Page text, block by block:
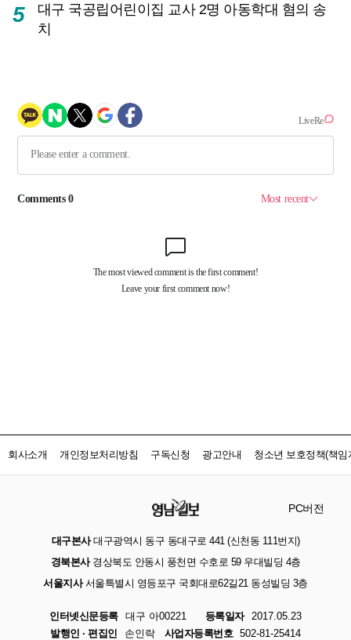
5
대구 국공립어린이집 교사 2명 아동학대 혐의 송
치
회사소개 개인정보처리방침 구독신청 광고안내 청소년 보호정책(책임
PC버전
대구본사대구광역시 동구 동대구로 441 (신천동 111번지)
경북본사경상북도 안동시 풍천면 수호로 59 우대빌딩 4층
서울지사서울특별시 영등포구 국회대로62길21 동성빌딩 3층
인터넷신문등록 대구 아00221 등록일자
2017.05.23
발행인 · 편집인
손인락 사업자등록번호 502-81-25414